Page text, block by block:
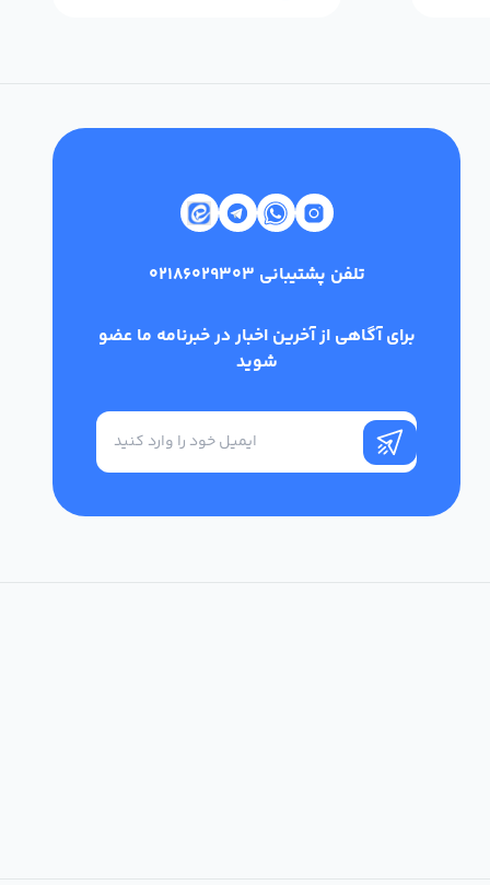
تلفن پشتیبانی 02186029303
برای آگاهی از آخرین اخبار در خبرنامه ما عضو
شوید